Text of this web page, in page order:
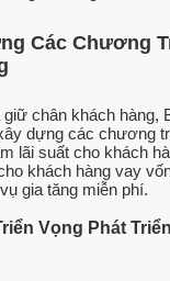
Các Chương
chân khách hàng,
dựng các chương
lãi suất cho khách
khách hàng vay
gia tăng miễn phí.
Vọng Phát